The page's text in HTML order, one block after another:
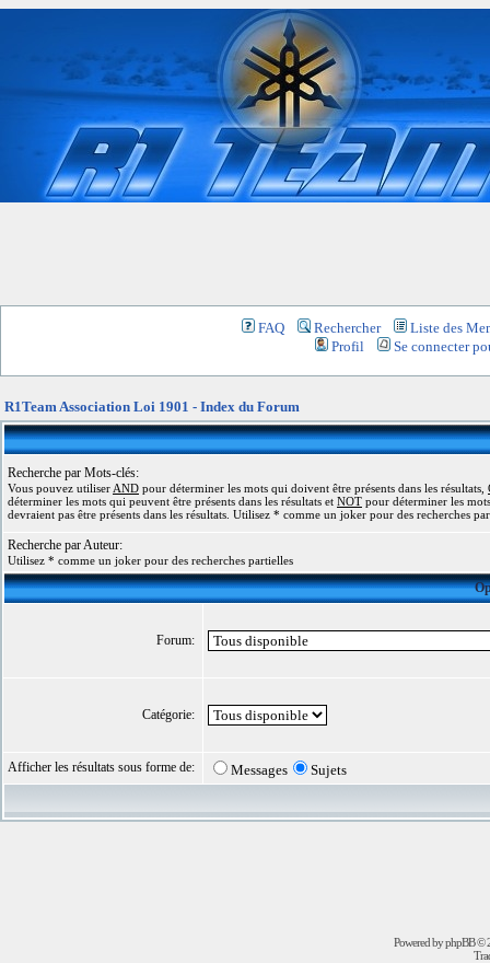
FAQ Rechercher
Liste des
Profil
Se connecter
R1Team Association Loi 1901 - Index du Forum
Recherche par Mots-clés:
Vous pouvez utiliser AND pour déterminer les mots qui doivent être présents dans les résultats,
déterminer les mots qui peuvent être présents dans les résultats et NOT pour déterminer les
devraient pas être présents dans les résultats. Utilisez * comme un joker pour des recherches
Recherche par Auteur:
Utilisez * comme un joker pour des recherches partielles
Forum:
Catégorie:
Afficher les résultats sous forme de: Messages Sujets
Powered byphpBB©